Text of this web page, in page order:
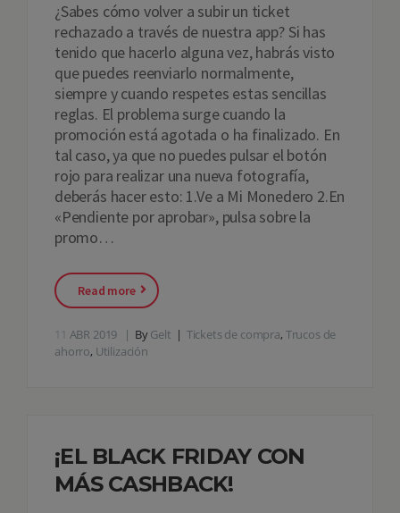
¿Sabes cómo volver a subir un ticket
rechazado a través de nuestra app? Si has
tenido que hacerlo alguna vez, habrás visto
que puedes reenviarlo normalmente,
siempre y cuando respetes estas sencillas
reglas. El problema surge cuando la
promoción está agotada o ha finalizado. En
tal caso, ya que no puedes pulsar el botón
rojo para realizar una nueva fotografía,
deberás hacer esto: 1.Ve a Mi Monedero 2.En
«Pendiente por aprobar», pulsa sobre la
promo…
Read more
11 ABR 2019 ByGelt Tickets de compra, Trucos de
ahorro, Utilización
¡EL BLACK FRIDAY CON
MÁS CASHBACK!